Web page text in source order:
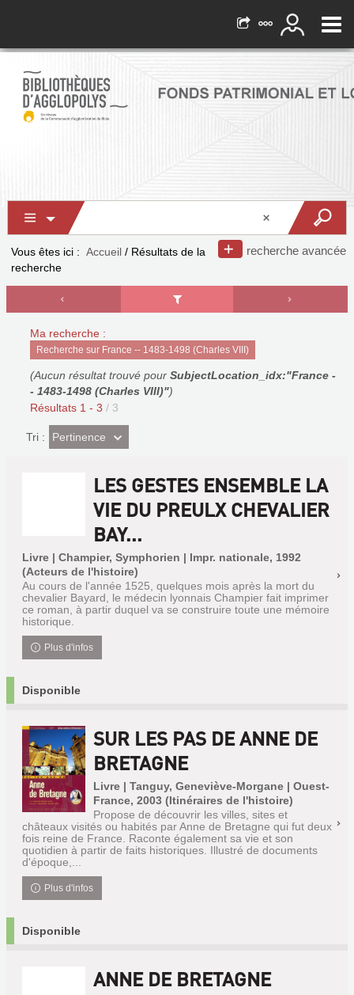
recherche avancée
Vous êtes ici : Accueil / Résultats de la
recherche
Ma recherche :
Recherche sur France -- 1483-1498 (Charles VIII)
(Aucun résultat trouvé pour SubjectLocation_idx:"France -
- 1483-1498 (Charles VIII)")
Résultats 1 - 3 / 3
Tri : (Effet
imédiat)
Pertinence
LES GESTES ENSEMBLE LA
VIE DU PREULX CHEVALIER
BAY...
Livre | Champier, Symphorien | Impr. nationale, 1992
(Acteurs de l'histoire)
Au cours de l'année 1525, quelques mois après la mort du
chevalier Bayard, le médecin lyonnais Champier fait imprimer
ce roman, à partir duquel va se construire toute une mémoire
historique.
Plus d'infos
Disponible
SUR LES PAS DE ANNE DE
BRETAGNE
Livre | Tanguy, Geneviève-Morgane | Ouest-
France, 2003 (Itinéraires de l'histoire)
Propose de découvrir les villes, sites et
châteaux visités ou habités par Anne de Bretagne qui fut deux
fois reine de France. Raconte également sa vie et son
quotidien à partir de faits historiques. Illustré de documents
d'époque,...
Plus d'infos
Disponible
ANNE DE BRETAGNE